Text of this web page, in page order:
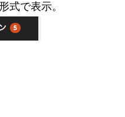
式で表示。